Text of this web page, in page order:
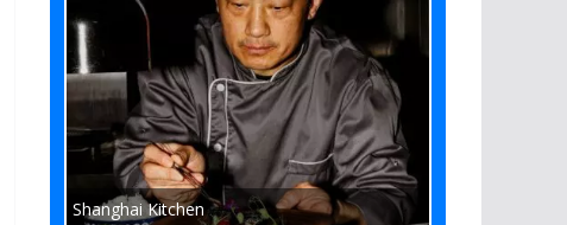
Shanghai Kitchen